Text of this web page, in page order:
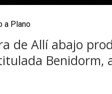
a Plano
de Allí abajo
Benidorm,